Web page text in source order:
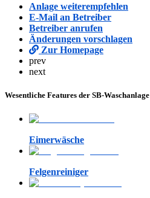
Anlage weiterempfehlen
E-Mail an Betreiber
Betreiber anrufen
Änderungen vorschlagen
Zur Homepage
prev
next
Wesentliche Features der SB-Waschanlage
Eimerwäsche
Felgenreiniger